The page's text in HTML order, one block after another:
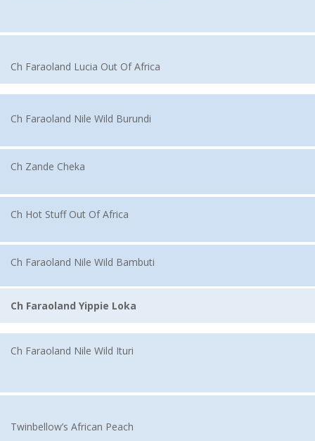
Ch Faraoland Lucia Out Of Africa
Ch Faraoland Nile Wild Burundi
Ch Zande Cheka
Ch Hot Stuff Out Of Africa
Ch Faraoland Nile Wild Bambuti
Ch Faraoland Yippie Loka
Ch Faraoland Nile Wild Ituri
Twinbellow’s African Peach